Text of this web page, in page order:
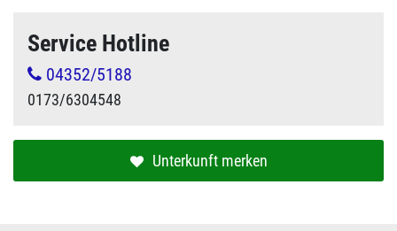
Service Hotline
04352/5188
0173/6304548
Unterkunft merken